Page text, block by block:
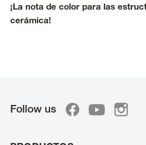
¡La nota de color para las
cerámica!
Follow us